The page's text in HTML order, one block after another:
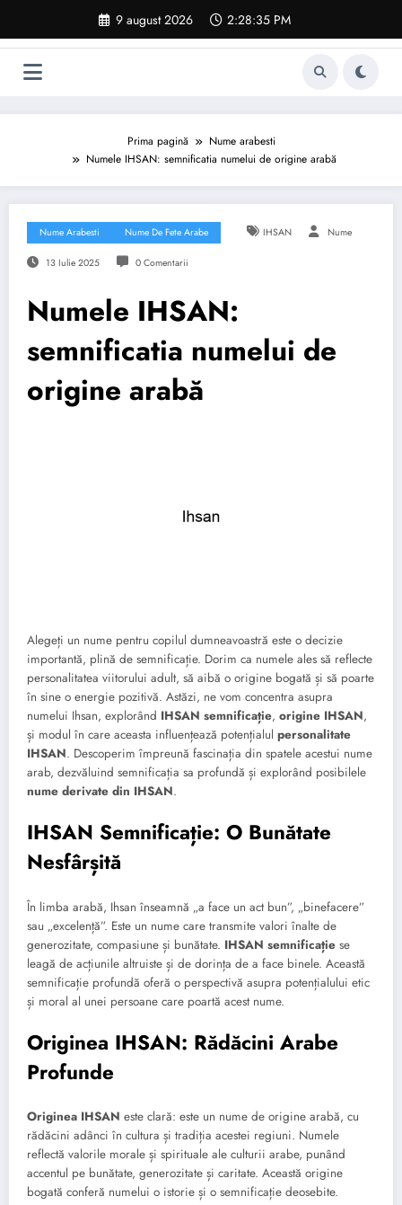
conținut
9 august 2026 2:28:36 PM
Prima pagină
Nume arabesti
Numele IHSAN: semnificatia numelui de origine arabă
Nume Arabesti Nume De Fete Arabe IHSAN Nume
13 Iulie 2025 0 Comentarii
Numele IHSAN:
semnificatia numelui de
origine arabă
Alegeți un nume pentru copilul dumneavoastră este o decizie
importantă, plină de semnificație. Dorim ca numele ales să reflecte
personalitatea viitorului adult, să aibă o origine bogată și să poarte
în sine o energie pozitivă. Astăzi, ne vom concentra asupra
numelui Ihsan, explorând IHSAN semnificație, origine IHSAN,
și modul în care aceasta influențează potențialul personalitate
IHSAN. Descoperim împreună fascinația din spatele acestui nume
arab, dezvăluind semnificația sa profundă și explorând posibilele
nume derivate din IHSAN.
IHSAN Semnificație: O Bunătate
Nesfârșită
În limba arabă, Ihsan înseamnă „a face un act bun”, „binefacere”
sau „excelență”. Este un nume care transmite valori înalte de
generozitate, compasiune și bunătate. IHSAN semnificație se
leagă de acțiunile altruiste și de dorința de a face binele. Această
semnificație profundă oferă o perspectivă asupra potențialului etic
și moral al unei persoane care poartă acest nume.
Originea IHSAN: Rădăcini Arabe
Profunde
Originea IHSAN este clară: este un nume de origine arabă, cu
rădăcini adânci în cultura și tradiția acestei regiuni. Numele
reflectă valorile morale și spirituale ale culturii arabe, punând
accentul pe bunătate, generozitate și caritate. Această origine
bogată conferă numelui o istorie și o semnificație deosebite.